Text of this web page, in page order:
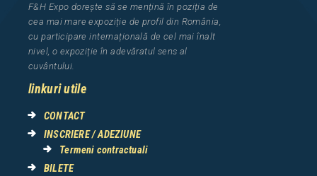
F&H Expo dorește să se mențină în poziția de
cea mai mare expoziție de profil din România
cu participare internațională de cel maiînalt
nivel, o expoziție în adevăratul sens al
cuvântului.
linkuri utile
CONTACT
INSCRIERE / ADEZIUNE
Termeni contractuali
BILETE